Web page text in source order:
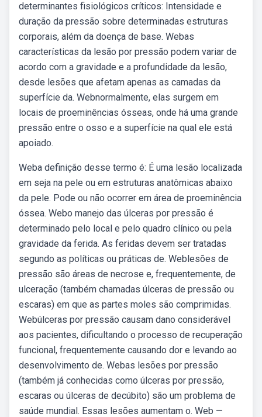
determinantes fisiológicos críticos: Intensidade e
duração da pressão sobre determinadas estruturas
corporais, além da doença de base. Webas
características da lesão por pressão podem variar de
acordo com a gravidade e a profundidade da lesão,
desde lesões que afetam apenas as camadas da
superfície da. Webnormalmente, elas surgem em
locais de proeminências ósseas, onde há uma grande
pressão entre o osso e a superfície na qual ele está
apoiado.
Weba definição desse termo é: É uma lesão localizada
em seja na pele ou em estruturas anatômicas abaixo
da pele. Pode ou não ocorrer em área de proeminência
óssea. Webo manejo das úlceras por pressão é
determinado pelo local e pelo quadro clínico ou pela
gravidade da ferida. As feridas devem ser tratadas
segundo as políticas ou práticas de. Weblesões de
pressão são áreas de necrose e, frequentemente, de
ulceração (também chamadas úlceras de pressão ou
escaras) em que as partes moles são comprimidas.
Webúlceras por pressão causam dano considerável
aos pacientes, dificultando o processo de recuperação
funcional, frequentemente causando dor e levando ao
desenvolvimento de. Webas lesões por pressão
(também já conhecidas como úlceras por pressão,
escaras ou úlceras de decúbito) são um problema de
saúde mundial. Essas lesões aumentam o. Web —